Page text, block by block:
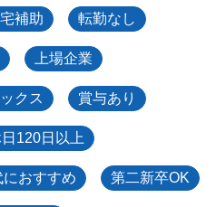
補助 転勤なし
上場企業
クス 賞与あり
120日以上
におすすめ 第二新卒OK